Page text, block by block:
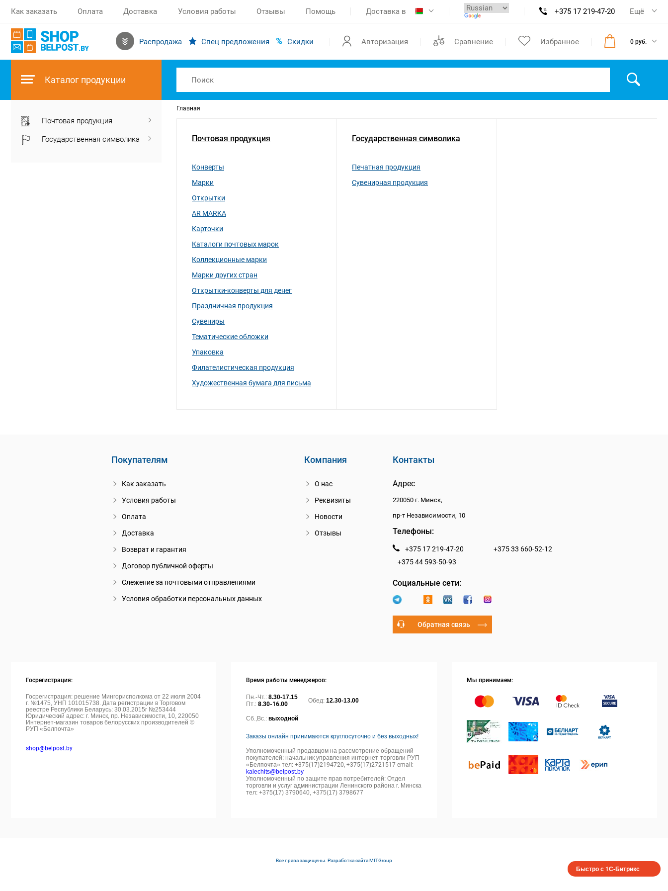
Как заказать Оплата Доставка Условия работы Отзывы Помощь Доставка в +375 17 219-47-20 Ещё
Распродажа Спец предложения Скидки Авторизация Сравнение Избранное 0 руб.
Каталог продукции
Почтовая продукция
Государственная символика
Главная
Почтовая продукция
Конверты
Марки
Открытки
AR MARKA
Карточки
Каталоги почтовых марок
Коллекционные марки
Марки других стран
Открытки-конверты для денег
Праздничная продукция
Сувениры
Тематические обложки
Упаковка
Филателистическая продукция
Художественная бумага для письма
Государственная символика
Печатная продукция
Сувенирная продукция
Покупателям
Как заказать
Условия работы
Оплата
Доставка
Возврат и гарантия
Договор публичной оферты
Слежение за почтовыми отправлениями
Условия обработки персональных данных
Компания
О нас
Реквизиты
Новости
Отзывы
Контакты
Адрес
220050 г. Минск,
пр-т Независимости, 10
Телефоны:
+375 17 219-47-20
+375 33 660-52-12
+375 44 593-50-93
Социальные сети:
Обратная связь
Госрегистрация:
Госрегистрация: решение Мингорисполкома от 22 июля 2004
г. №1475, УНП 101015738. Дата регистрации в Торговом
реестре Республики Беларусь: 30.03.2015г №253444
Юридический адрес: г. Минск, пр. Независимости, 10, 220050
Интернет-магазин товаров белорусских производителей ©
РУП «Белпочта»
shop@belpost.by
Время работы менеджеров:
Пн.-Чт.:8.30-17.15
Пт.:8.30-16.00 Обед:12.30-13.00
Сб.,Вс.:выходной
Заказы онлайн принимаются круглосуточно и без выходных!
Уполномоченный продавцом на рассмотрение обращений
покупателей: начальник управления интернет-торговли РУП
«Белпочта» тел:+375(17)2194720, +375(17)2721517 email:
kalechits@belpost.by
Уполномоченный по защите прав потребителей: Отдел
торговли и услуг администрации Ленинского района г. Минска
тел: +375(17) 3790640, +375(17) 3798677
Мы принимаем:
Все права защищены. Разработка сайтаMITGroup
Быстро с 1С-Битрикс